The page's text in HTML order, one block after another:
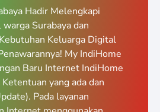
Hadir Melengkapi
Surabaya dan
Keluarga Digital
My IndiHome
Baru Internet IndiHome
yang ada dan
Pada layanan